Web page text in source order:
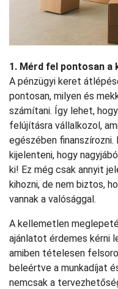
1. Mérd fel pontosan a
A pénzügyi keret
pontosan, milyen és
számítani. Így lehet,
felújításra vállalkozol,
egészében finanszírozni.
kijelenteni, hogy
ki! Ez még csak annyit
kihozni, de nem biztos,
vannak a valósággal.
A kellemetlen
ajánlatot érdemes kérni
amiben tételesen
beleértve a munkadíjat
nemcsak a